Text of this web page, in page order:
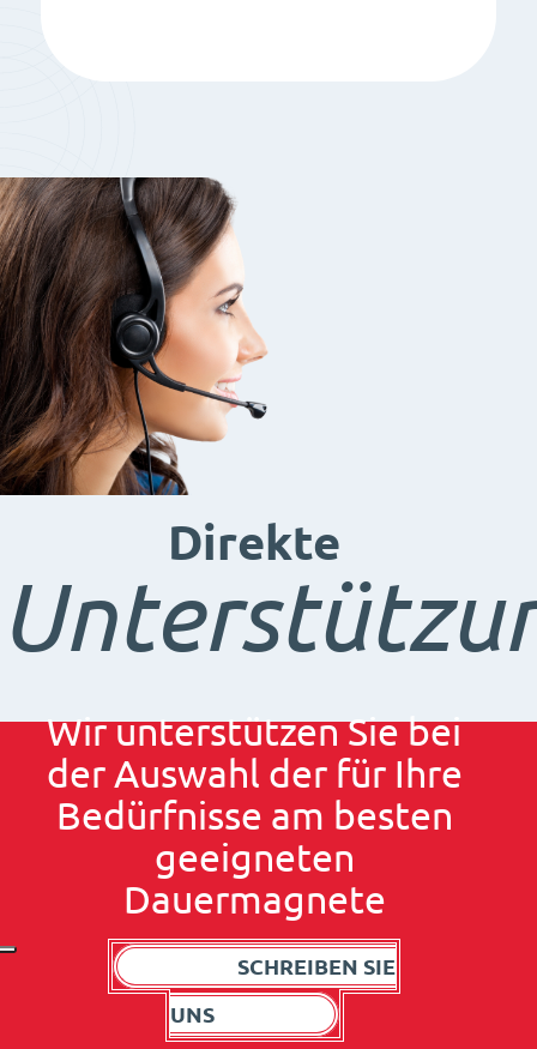
Direkte
Wir unterstützen Sie bei
der Auswahl der für Ihre
Bedürfnisse am besten
geeigneten
Dauermagnete
SCHREIBEN SIE
UNS